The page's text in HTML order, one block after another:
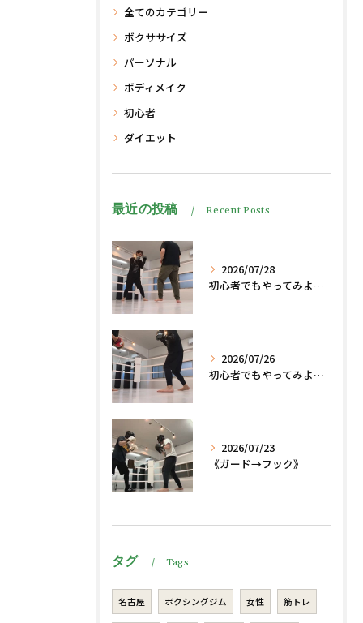
全てのカテゴリー
ボクササイズ
パーソナル
ボディメイク
初心者
ダイエット
最近の投稿 Recent Posts
2026/07/28
初心者でもやってみよう、格闘技でダイエット脂肪燃焼🔥
2026/07/26
初心者でもやってみよう、格闘技でダイエット、脂肪燃焼🔥
2026/07/23
《ガード→フック》
タグ Tags
名古屋 ボクシングジム 女性 筋トレ